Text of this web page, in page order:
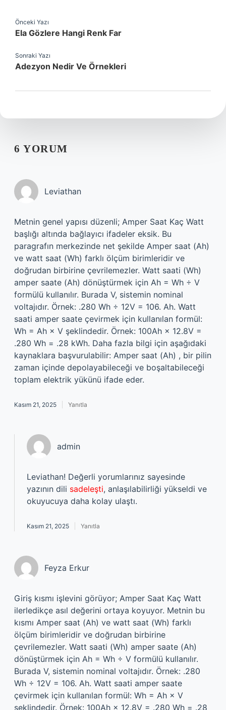
Önceki Yazı
Ela Gözlere Hangi Renk Far
Sonraki Yazı
Adezyon Nedir Ve Örnekleri
6 YORUM
Leviathan
Metnin genel yapısı düzenli; Amper Saat Kaç Watt
başlığı altında bağlayıcı ifadeler eksik. Bu
paragrafın merkezinde net şekilde Amper saat (Ah)
ve watt saat (Wh) farklı ölçüm birimleridir ve
doğrudan birbirine çevrilemezler. Watt saati (Wh)
amper saate (Ah) dönüştürmek için Ah = Wh ÷ V
formülü kullanılır. Burada V, sistemin nominal
voltajıdır. Örnek: .280 Wh ÷ 12V = 106. Ah. Watt
saati amper saate çevirmek için kullanılan formül:
Wh = Ah × V şeklindedir. Örnek: 100Ah × 12.8V =
.280 Wh = .28 kWh. Daha fazla bilgi için aşağıdaki
kaynaklara başvurulabilir: Amper saat (Ah) , bir pilin
zaman içinde depolayabileceği ve boşaltabileceği
toplam elektrik yükünü ifade eder.
Kasım 21, 2025 Yanıtla
admin
Leviathan! Değerli yorumlarınız sayesinde
yazının dili sadeleşti, anlaşılabilirliği yükseldi ve
okuyucuya daha kolay ulaştı.
Kasım 21, 2025 Yanıtla
Feyza Erkur
Giriş kısmı işlevini görüyor; Amper Saat Kaç Watt
ilerledikçe asıl değerini ortaya koyuyor. Metnin bu
kısmı Amper saat (Ah) ve watt saat (Wh) farklı
ölçüm birimleridir ve doğrudan birbirine
çevrilemezler. Watt saati (Wh) amper saate (Ah)
dönüştürmek için Ah = Wh ÷ V formülü kullanılır.
Burada V, sistemin nominal voltajıdır. Örnek: .280
Wh ÷ 12V = 106. Ah. Watt saati amper saate
çevirmek için kullanılan formül: Wh = Ah × V
şeklindedir. Örnek: 100Ah × 12.8V = .280 Wh = .28